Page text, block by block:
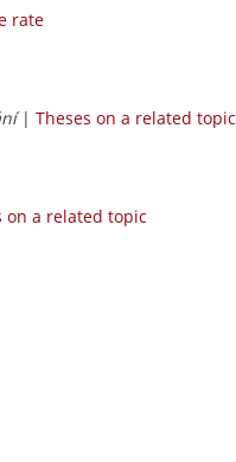
rate
| Theses on a related topic
on a related topic